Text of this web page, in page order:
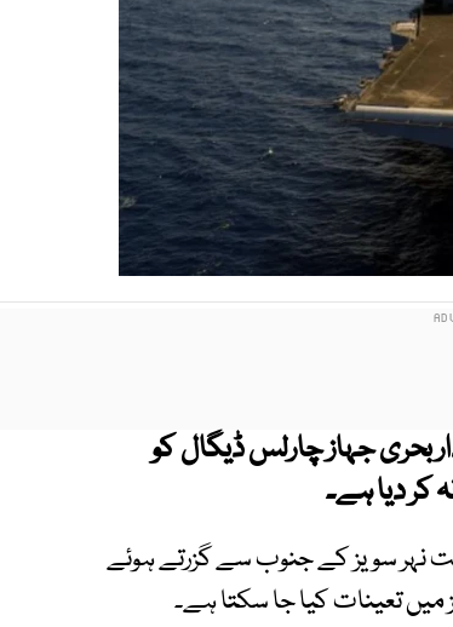
بحری جہاز چارلس ڈیگال کو
کر دیا ہے۔
نہر سویز کے جنوب سے گزرتے ہوئے
میں تعینات کیا جا سکتا ہے۔